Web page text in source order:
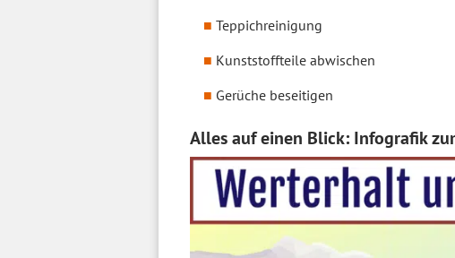
Teppichreinigung
Kunststoffteile abwischen
Gerüche beseitigen
Alles auf einen Blick: Infografik